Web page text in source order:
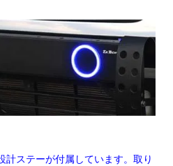
計ステーが付属しています。取り